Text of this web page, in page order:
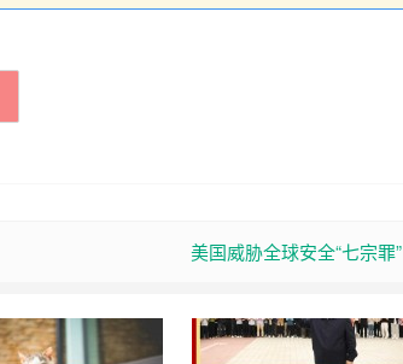
美国威胁全球安全“七宗罪”